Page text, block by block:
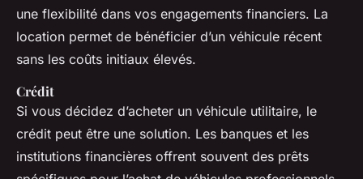
une flexibilité dans vos engagements financiers. La
location permet de bénéficier d’un véhicule récent
sans les coûts initiaux élevés.
Crédit
Si vous décidez d’acheter un véhicule utilitaire, le
crédit peut être une solution. Les banques et les
institutions financières offrent souvent des prêts